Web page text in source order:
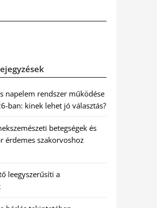
napelem rendszer működése
ban: kinek lehet jó választás?
betegségek és
érdemes szakorvoshoz
leegyszerűsíti a